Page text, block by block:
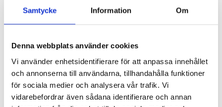
Samtycke Information Om
Denna webbplats använder cookies
Vi använder enhetsidentifierare för att anpassa innehållet
och annonserna till användarna, tillhandahålla funktioner
för sociala medier och analysera vår trafik. Vi
vidarebefordrar även sådana identifierare och annan
sommarnätterna.
där jag inte längtar bort. Jag hamnar på
stökiga hemmafester och vaknar med glitter
i mitt hår. Jag kör runt staden och lyssnar på
musik och köper milkshakes och pratar om
livet tillsammans med någon som jag är kär